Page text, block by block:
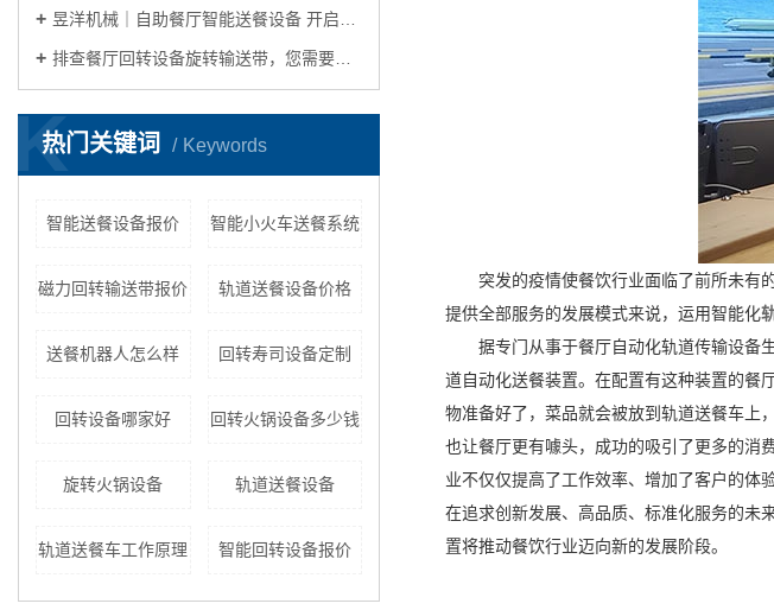
昱洋机械｜自助餐厅智能送餐设备 开启自动化餐饮生活的理想之选
排查餐厅回转设备旋转输送带，您需要关注这几点
热门关键词 Keywords
K
智能送餐设备报价 智能小火车送餐系统
磁力回转输送带报价 轨道送餐设备价格
送餐机器人怎么样 回转寿司设备定制
回转设备哪家好 回转火锅设备多少钱
旋转火锅设备 轨道送餐设备
轨道送餐车工作原理 智能回转设备报价
突发的疫情使餐饮行业面临了前所未有
提供全部服务的发展模式来说，运用智能化
据专门从事于餐厅自动化轨道传输设备
道自动化送餐装置。在配置有这种装置的餐
物准备好了，菜品就会被放到轨道送餐车上
也让餐厅更有噱头，成功的吸引了更多的消
业不仅仅提高了工作效率、增加了客户的体
在追求创新发展、高品质、标准化服务的未
置将推动餐饮行业迈向新的发展阶段。